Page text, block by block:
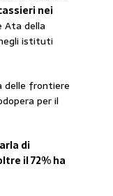
nei
Ata della
istituti
delle frontiere
per il
di
il 72% ha